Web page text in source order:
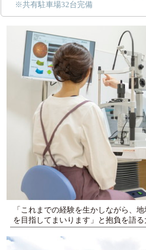
※共有駐車場32台完備
「これまでの経験を生かしながら、
を目指してまいります」と抱負を語